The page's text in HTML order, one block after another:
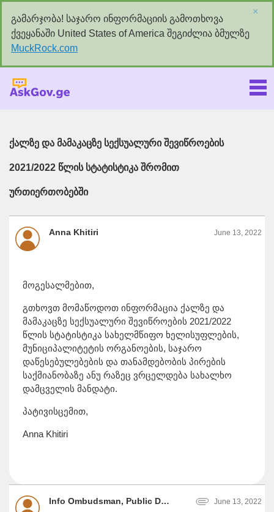
გამარჯობა! საჯარო ინფორმაციის გამოთხოვა
ქვეყანაში United States of America შეგიძლია ბმულზე
MuckRock.com
×
ქალზე და მამაკაცზე სექსუალური შევიწროების
2021/2022 წლის სტატისტიკა შრომით
ურთიერთობებში
Anna Khitiri June 13, 2022
მოგესალმებით,
გთხოვთ მომაწოდოთ ინფორმაცია ქალზე და
მამაკაცზე სექსუალური შევიწროების 2021/2022
წლის სტატისტიკა სახელმწიფო ხელისუფლების,
მუნიციპალიტეტის ორგანოების, საჯარო
დაწესებულებების და თანამდებობის პირების
საქმიანობაზე ანუ რაზეც ვრცელდება სახალხო
დამცველის მანდატი.
პატივისცემით,
Anna Khitiri
Info Ombudsman, Public Defender (Ombudsman) of Georgia June 13, 2022